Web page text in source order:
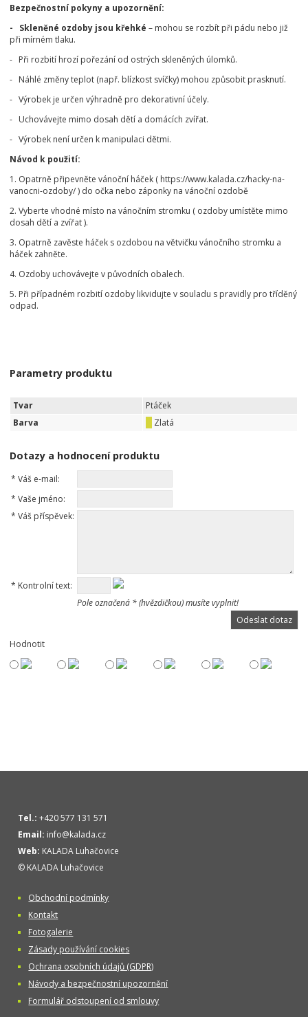
Bezpečnostní pokyny a upozornění:
- Skleněné ozdoby jsou křehké – mohou se rozbít při pádu nebo již
při mírném tlaku.
- Při rozbití hrozí pořezání od ostrých skleněných úlomků.
- Náhlé změny teplot (např. blízkost svíčky) mohou způsobit prasknutí.
- Výrobek je určen výhradně pro dekorativní účely.
- Uchovávejte mimo dosah dětí a domácích zvířat.
- Výrobek není určen k manipulaci dětmi.
Návod k použití:
1. Opatrně připevněte vánoční háček ( https://www.kalada.cz/hacky-na-
vanocni-ozdoby/ ) do očka nebo záponky na vánoční ozdobě
2. Vyberte vhodné místo na vánočním stromku ( ozdoby umístěte mimo
dosah dětí a zvířat ).
3. Opatrně zavěste háček s ozdobou na větvičku vánočního stromku a
háček zahněte.
4. Ozdoby uchovávejte v původních obalech.
5. Při případném rozbití ozdoby likvidujte v souladu s pravidly pro tříděný
odpad.
Parametry produktu
Tvar
Ptáček
Barva
Zlatá
Dotazy a hodnocení produktu
* Váš e-mail:
* Vaše jméno:
* Váš příspěvek:
* Kontrolní text:
Pole označená * (hvězdičkou) musíte vyplnit!
Hodnotit
Tel.: +420 577 131 571
Email: info@kalada.cz
Web: KALADA Luhačovice
© KALADA Luhačovice
Obchodní podmínky
Kontakt
Fotogalerie
Zásady používání cookies
Ochrana osobních údajů (GDPR)
Návody a bezpečnostní upozornění
Formulář odstoupení od smlouvy